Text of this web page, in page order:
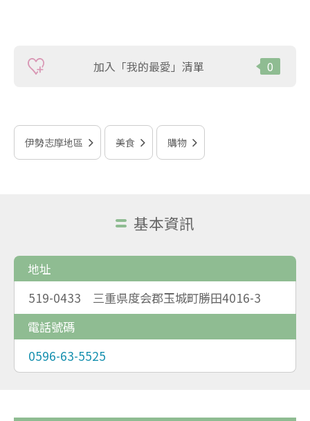
加入「我的最愛」清單 0
伊勢志摩地區 美食 購物
基本資訊
地址
519-0433 三重県度会郡玉城町勝田4016-3
電話號碼
0596-63-5525